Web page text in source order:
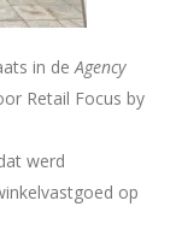
in deAgency
Retail Focus by
werd
op